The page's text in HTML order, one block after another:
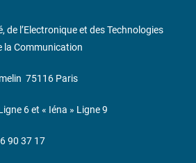
de l’Electronique et des Technologies
la Communication
75116 Paris
6 et « Iéna » Ligne 9
90 37 17